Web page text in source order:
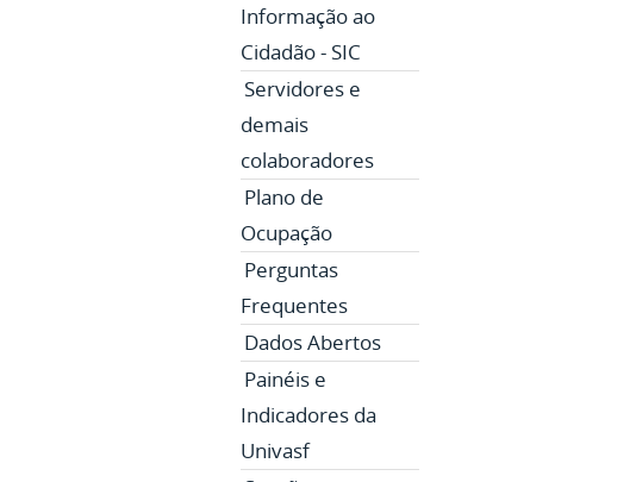
Informação ao
Cidadão - SIC
Servidores e
demais
colaboradores
Plano de
Ocupação
Perguntas
Frequentes
Dados Abertos
Painéis e
Indicadores da
Univasf